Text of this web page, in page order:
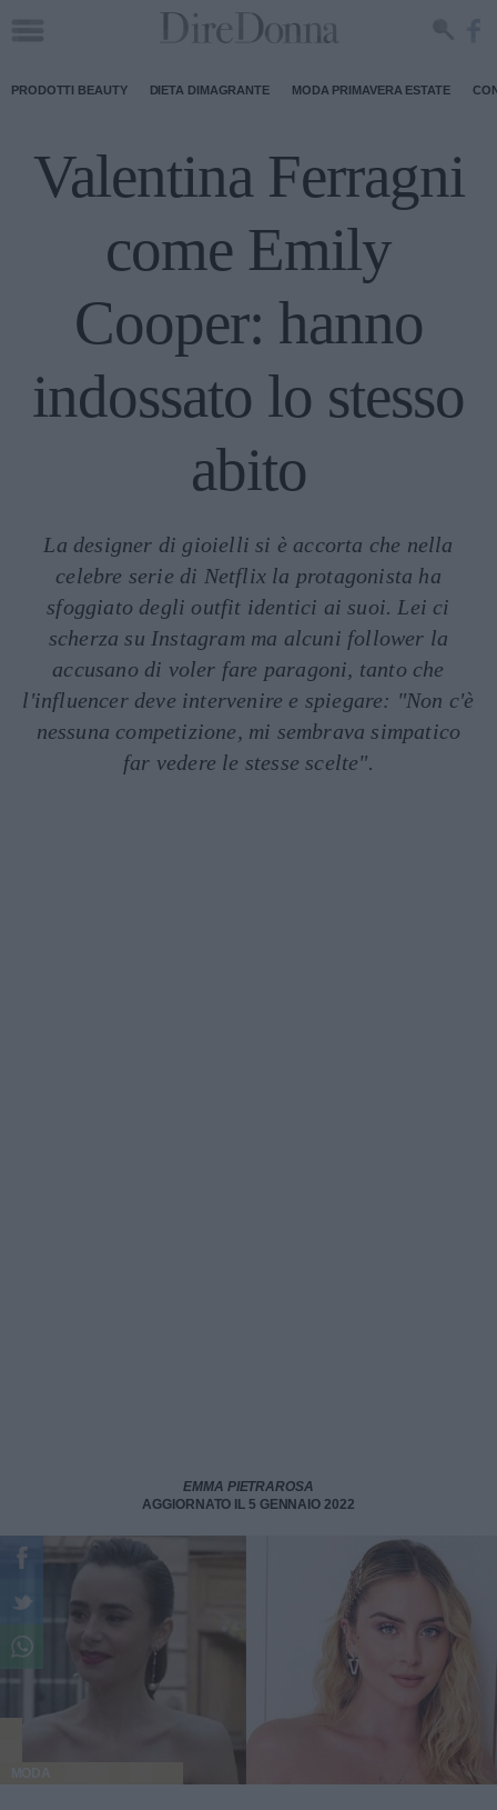
PRODOTTI BEAUTY DIETA DIMAGRANTE MODA PRIMAVERA ESTATE
Valentina Ferragni
come Emily
Cooper: hanno
indossato lo stesso
abito
La designer di gioielli si è accorta che nella
celebre serie di Netflix la protagonista ha
sfoggiato degli outfit identici ai suoi. Lei ci
scherza su Instagram ma alcuni follower la
accusano di voler fare paragoni, tanto che
l'influencer deve intervenire e spiegare: "Non c'è
nessuna competizione, mi sembrava simpatico
far vedere le stesse scelte".
EMMA PIETRAROSA
AGGIORNATO IL 5 GENNAIO 2022
MODA